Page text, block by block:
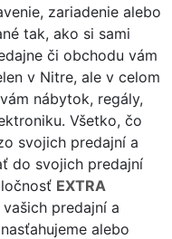
zariadenie alebo
tak, ako si sami
či obchodu vám
v Nitre, ale v celom
nábytok, regály,
Všetko, čo
svojich predajní a
do svojich predajní
EXTRA
predajní a
alebo